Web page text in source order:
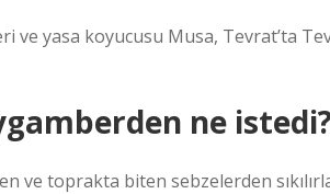
ve yasa koyucusu Musa, Tevrat’ta
ne
ve toprakta biten sebzelerden